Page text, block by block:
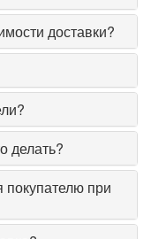
доставки?
делать?
покупателю при